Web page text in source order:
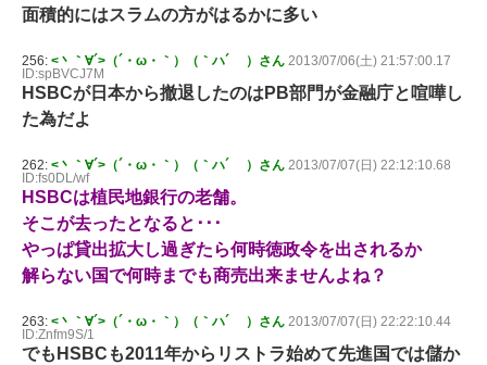
面積的にはスラムの方がはるかに多い
256: <丶｀∀´>（´・ω・｀）（｀ハ´ ）さん 2013/07/06(土) 21:57:00.17
ID:spBVCJ7M
HSBCが日本から撤退したのはPB部門が金融庁と喧嘩し
た為だよ
262: <丶｀∀´>（´・ω・｀）（｀ハ´ ）さん 2013/07/07(日) 22:12:10.68
ID:fs0DL/wf
HSBCは植民地銀行の老舗。
そこが去ったとなると･･･
やっぱ貸出拡大し過ぎたら何時徳政令を出されるか
解らない国で何時までも商売出来ませんよね？
263: <丶｀∀´>（´・ω・｀）（｀ハ´ ）さん 2013/07/07(日) 22:22:10.44
ID:Znfm9S/1
でもHSBCも2011年からリストラ始めて先進国では儲か